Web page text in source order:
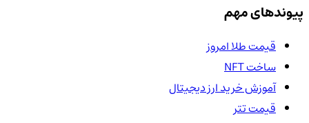
پیوندهای مهم
قیمت طلا امروز
ساخت NFT
آموزش خرید ارز دیجیتال
قیمت تتر